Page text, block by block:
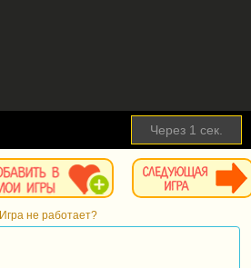
Через 1 сек.
Игра не работает?